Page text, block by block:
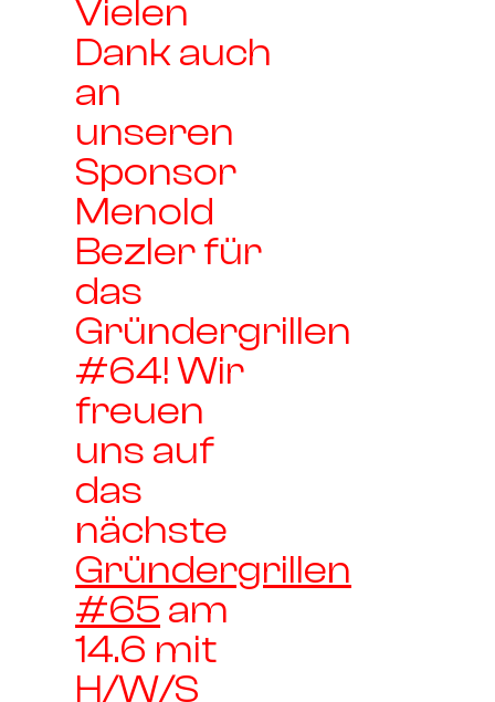
Vielen
Dank auch
an
unseren
Sponsor
Menold
Bezler für
das
Gründergrillen
#64! Wir
freuen
uns auf
das
nächste
Gründergrillen
#65 am
14.6 mit
H/W/S